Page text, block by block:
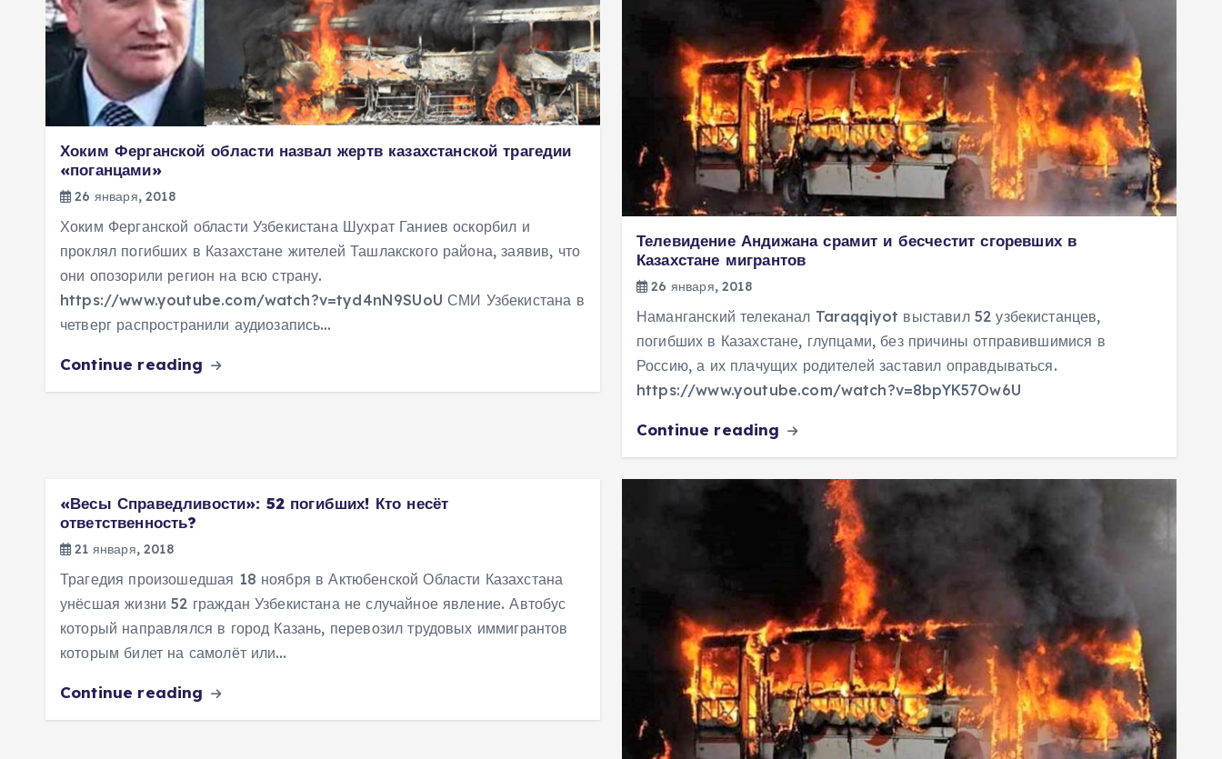
Хоким Ферганской области назвал жертв казахстанской трагедии
«поганцами»
26 января, 2018
Хоким Ферганской области Узбекистана Шухрат Ганиев оскорбил и
проклял погибших в Казахстане жителей Ташлакского района, заявив, что
они опозорили регион на всю страну.
https://www.youtube.com/watch?v=tyd4nN9SUoU СМИ Узбекистана в
четверг распространили аудиозапись…
Continue reading
Телевидение Андижана срамит и бесчестит сгоревших в
Казахстане мигрантов
26 января, 2018
Наманганский телеканал Taraqqiyot выставил 52 узбекистанцев,
погибших в Казахстане, глупцами, без причины отправившимися в
Россию, а их плачущих родителей заставил оправдываться.
https://www.youtube.com/watch?v=8bpYK57Ow6U
Continue reading
«Весы Справедливости»: 52 погибших! Кто несёт
ответственность?
21 января, 2018
Трагедия произошедшая 18 ноября в Актюбенской Области Казахстана
унёсшая жизни 52 граждан Узбекистана не случайное явление. Автобус
который направлялся в город Казань, перевозил трудовых иммигрантов
которым билет на самолёт или…
Continue reading